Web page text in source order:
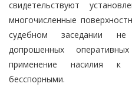
свидетельствуют
многочисленные
судебном заседании не
допрошенных
применение насилия к
бесспорными.